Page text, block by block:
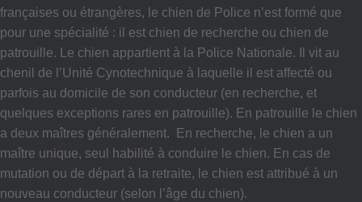
françaises ou étrangères, le chien de Police n’est formé que
pour une spécialité : il est chien de recherche ou chien de
patrouille. Le chien appartient à la Police Nationale. Il vit au
chenil de l’Unité Cynotechnique à laquelle il est affecté ou
parfois au domicile de son conducteur (en recherche, et
quelques exceptions rares en patrouille). En patrouille le chien
a deux maîtres généralement. En recherche, le chien a un
maître unique, seul habilité à conduire le chien. En cas de
mutation ou de départ à la retraite, le chien est attribué à un
nouveau conducteur (selon l’âge du chien).